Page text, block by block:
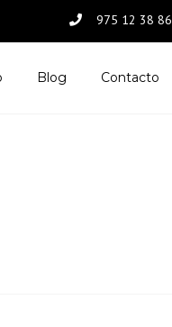
975 12 38 86
Blog Contacto